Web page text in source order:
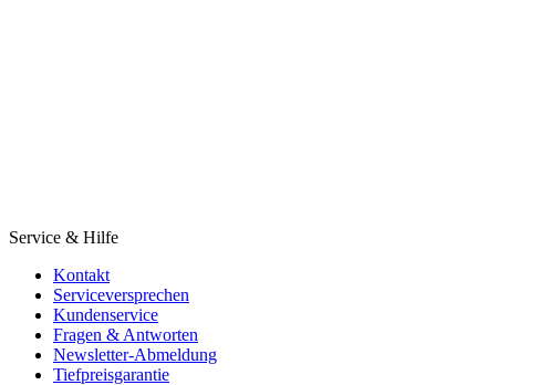
Service & Hilfe
Kontakt
Serviceversprechen
Kundenservice
Fragen & Antworten
Newsletter-Abmeldung
Tiefpreisgarantie